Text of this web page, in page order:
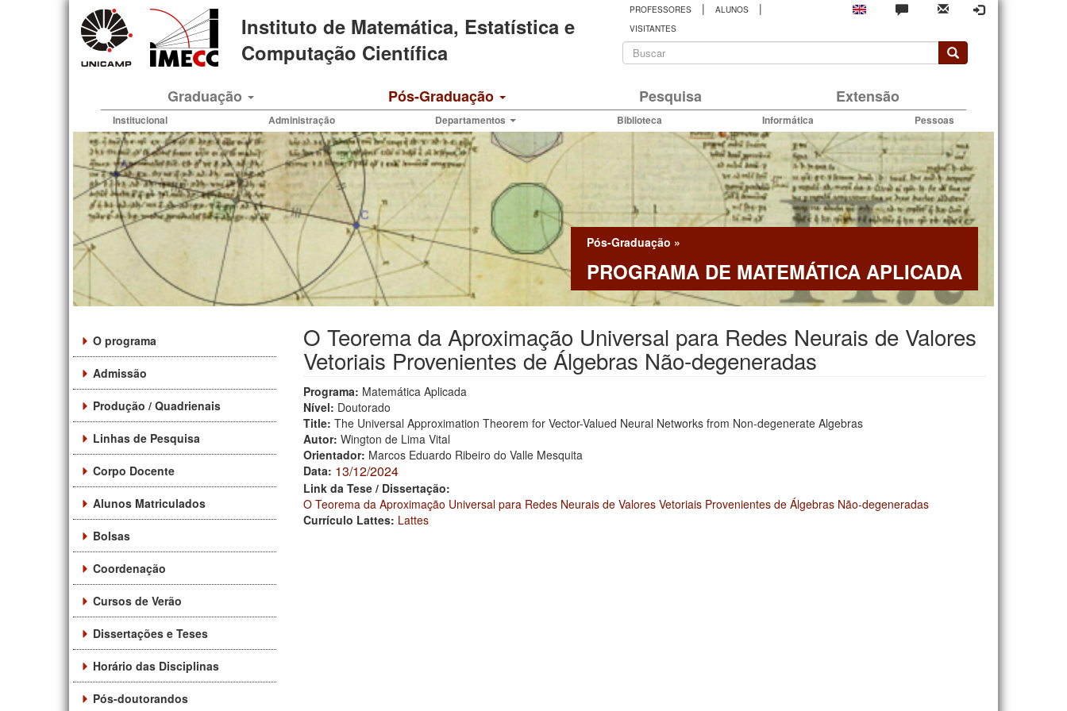
Instituto de Matemática, Estatística e
Computação Científica
PROFESSORES | ALUNOS |
VISITANTES
Formulário
busca
Graduação Pós-Graduação Pesquisa Extensão
Institucional Administração Departamentos Biblioteca Informática Pessoas
Pós-Graduação »
PROGRAMA DE MATEMÁTICA APLICADA
O programa
Admissão
Produção / Quadrienais
Linhas de Pesquisa
Corpo Docente
Alunos Matriculados
Bolsas
Coordenação
Cursos de Verão
Dissertações e Teses
Horário das Disciplinas
Pós-doutorandos
O Teorema da Aproximação Universal para Redes Neurais de Valores
Vetoriais Provenientes de Álgebras Não-degeneradas
Programa: Matemática Aplicada
Nível: Doutorado
Title: The Universal Approximation Theorem for Vector-Valued Neural Networks from Non-degenerate Algebras
Autor: Wington de Lima Vital
Orientador: Marcos Eduardo Ribeiro do Valle Mesquita
Data: 13/12/2024
Link da Tese / Dissertação:
O Teorema da Aproximação Universal para Redes Neurais de Valores Vetoriais Provenientes de Álgebras Não-degeneradas
Currículo Lattes: Lattes